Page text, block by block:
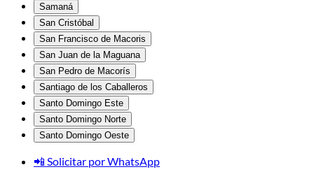
Samaná
San Cristóbal
San Francisco de Macoris
San Juan de la Maguana
San Pedro de Macorís
Santiago de los Caballeros
Santo Domingo Este
Santo Domingo Norte
Santo Domingo Oeste
📲 Solicitar por WhatsApp